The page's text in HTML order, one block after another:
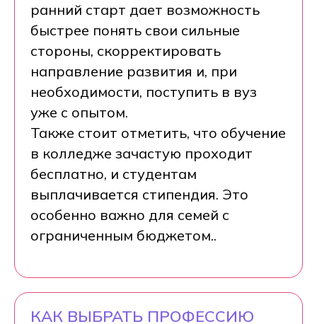
ранний старт дает возможность
быстрее понять свои сильные
стороны, скорректировать
направление развития и, при
необходимости, поступить в вуз
уже с опытом.
Также стоит отметить, что обучение
в колледже зачастую проходит
бесплатно, и студентам
выплачивается стипендия. Это
особенно важно для семей с
ограниченным бюджетом..
КАК ВЫБРАТЬ ПРОФЕССИЮ